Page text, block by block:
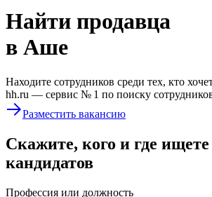
Найти продавца
в Аше
Находите сотрудников среди тех, кто
hh.ru — сервис № 1 по поиску
Разместить вакансию
Скажите, кого и где
кандидатов
Профессия или должность